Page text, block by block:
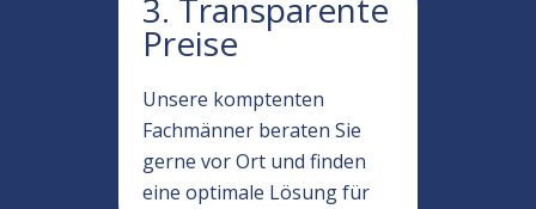
3. Transparente
Preise
Unsere komptenten
Fachmänner beraten Sie
gerne vor Ort und finden
eine optimale Lösung für